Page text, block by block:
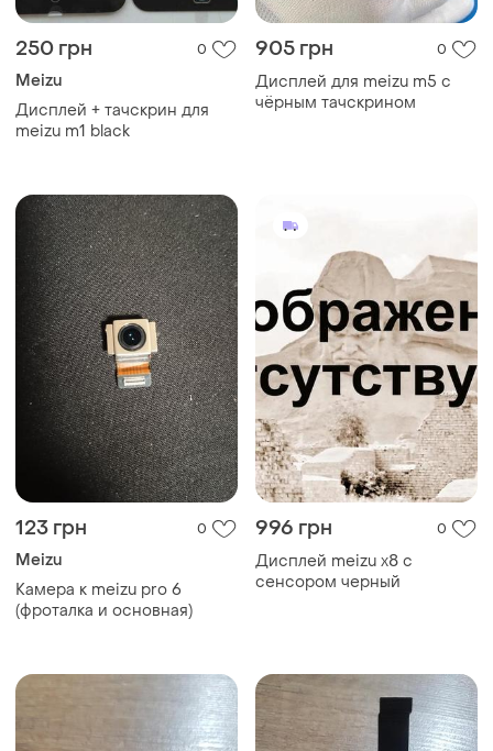
250 грн 0
Meizu
Дисплей + тачскрин для
meizu m1 black
905 грн 0
Дисплей для meizu m5 с
чёрным тачскрином
123 грн 0
Meizu
Камера к meizu pro 6
(фроталка и основная)
996 грн 0
Дисплей meizu x8 с
сенсором черный